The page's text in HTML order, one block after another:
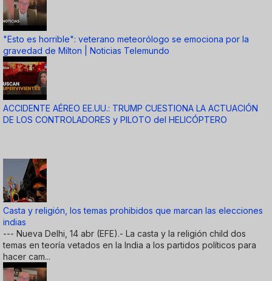
"Esto es horrible": veterano meteorólogo se emociona por la
gravedad de Milton | Noticias Telemundo
ACCIDENTE AÉREO EE.UU.: TRUMP CUESTIONA LA ACTUACIÓN
DE LOS CONTROLADORES y PILOTO del HELICÓPTERO
Casta y religión, los temas prohibidos que marcan las elecciones
indias
--- Nueva Delhi, 14 abr (EFE).- La casta y la religión child dos
temas en teoría vetados en la India a los partidos políticos para
hacer cam...